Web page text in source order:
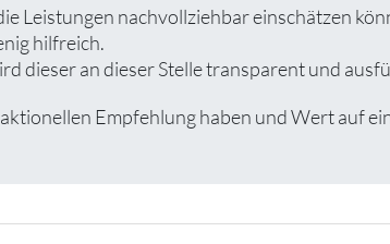
Leistungen nachvollziehbar einschätzen
hilfreich.
dieser an dieser Stelle transparent und
Empfehlung haben und Wert auf